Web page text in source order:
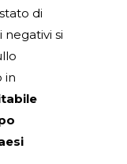
di
negativi si
in